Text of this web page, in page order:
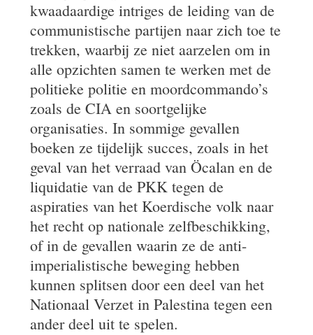
kwaadaardige intriges de leiding van de
communistische partijen naar zich toe te
trekken, waarbij ze niet aarzelen om in
alle opzichten samen te werken met de
politieke politie en moordcommando’s
zoals de CIA en soortgelijke
organisaties. In sommige gevallen
boeken ze tijdelijk succes, zoals in het
geval van het verraad van Öcalan en de
liquidatie van de PKK tegen de
aspiraties van het Koerdische volk naar
het recht op nationale zelfbeschikking,
of in de gevallen waarin ze de anti-
imperialistische beweging hebben
kunnen splitsen door een deel van het
Nationaal Verzet in Palestina tegen een
ander deel uit te spelen.